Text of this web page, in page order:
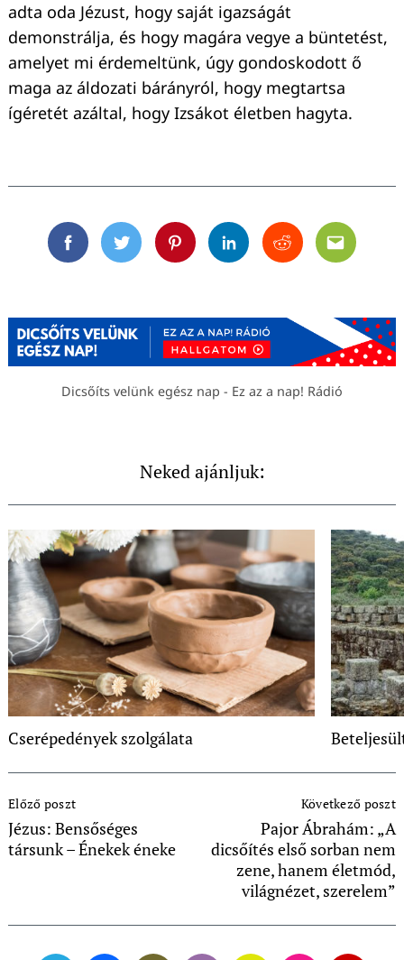
adta oda Jézust, hogy saját igazságát
demonstrálja, és hogy magára vegye a büntetést,
amelyet mi érdemeltünk, úgy gondoskodott ő
maga az áldozati bárányról, hogy megtartsa
ígéretét azáltal, hogy Izsákot életben hagyta.
FacebookTwitterPinterestLinkedinRedditEmail
Dicsőíts velünk egész nap - Ez az a nap! Rádió
Neked ajánljuk:
Cserépedények szolgálata
Navigation
Előző poszt
Jézus: Bensőséges
társunk – Énekek éneke
Következő poszt
Pajor Ábrahám: „A
dicsőítés első sorban nem
zene, hanem életmód,
világnézet, szerelem”